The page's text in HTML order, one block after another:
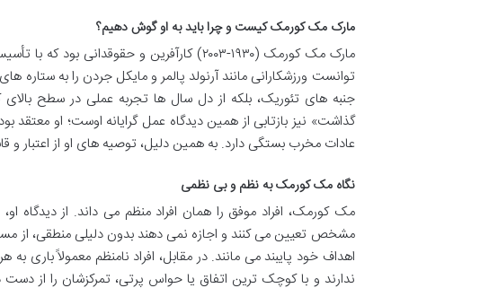
مارک مک کورمک کیست و چرا باید به او گوش دهیم؟
توانست ورزشکارانی مانند آرنولد پالمر و مایکل جردن را به ستاره
جنبه های تئوریک، بلکه از دل سال ها تجربه عملی در سطح
گذاشت» نیز بازتابی از همین دیدگاه عمل گرایانه اوست؛ او معتقد
عادات مخرب بستگی دارد. به همین دلیل، توصیه های او از اعتبار و
نگاه مک کورمک به نظم و بی نظمی
مک کورمک، افراد موفق را همان افراد منظم می داند. از دیدگاه
مشخص تعیین می کنند و اجازه نمی دهند بدون دلیلی منطقی، از
اهداف خود پایبند می مانند. در مقابل، افراد نامنظم معمولاً
ندارند و با کوچک ترین اتفاق یا حواس پرتی، تمرکزشان را از